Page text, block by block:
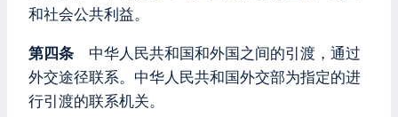
和社会公共利益。
第四条 中华人民共和国和外国之间的引渡，通过
外交途径联系。中华人民共和国外交部为指定的进
行引渡的联系机关。